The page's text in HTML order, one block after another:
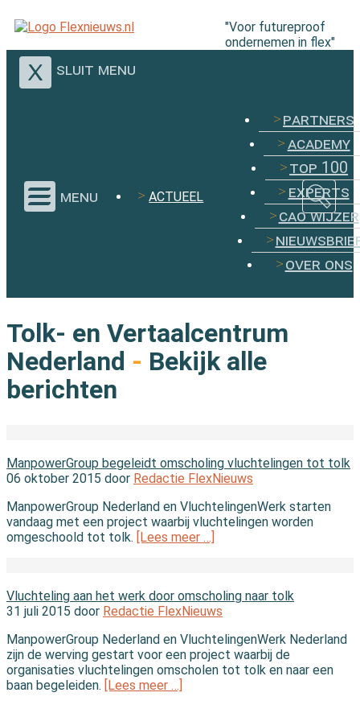
"Voor futureproof
ondernemen in flex"
sluit menu
menu ACTUEEL
partners
academy
top 100
experts
cao wijzer
over ons
Tolk- en Vertaalcentrum
Nederland - Bekijk alle
berichten
ManpowerGroup begeleidt omscholing vluchtelingen tot tolk
06 oktober 2015 door Redactie FlexNieuws
ManpowerGroup Nederland en VluchtelingenWerk starten
vandaag met een project waarbij vluchtelingen worden
omgeschoold tot tolk. [Lees meer …]
Vluchteling aan het werk door omscholing naar tolk
31 juli 2015 door Redactie FlexNieuws
ManpowerGroup Nederland en VluchtelingenWerk Nederland
zijn de werving gestart voor een project waarbij de
organisaties vluchtelingen omscholen tot tolk en naar een
baan begeleiden. [Lees meer …]